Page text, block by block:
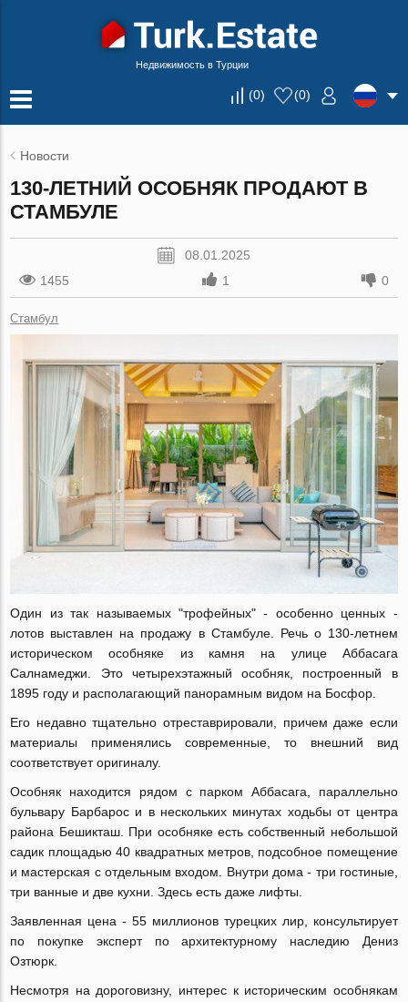
Недвижимость в Турции
(0) (0)
Новости
130-ЛЕТНИЙ ОСОБНЯК ПРОДАЮТ В
СТАМБУЛЕ
08.01.2025
1455
1 0
Стамбул
Один из так называемых "трофейных" - особенно ценных -
лотов выставлен на продажу в Стамбуле. Речь о 130-летнем
историческом особняке из камня на улице Аббасага
Салнамеджи. Это четырехэтажный особняк, построенный в
1895 году и располагающий панорамным видом на Босфор.
Его недавно тщательно отреставрировали, причем даже если
материалы применялись современные, то внешний вид
соответствует оригиналу.
Особняк находится рядом с парком Аббасага, параллельно
бульвару Барбарос и в нескольких минутах ходьбы от центра
района Бешикташ. При особняке есть собственный небольшой
садик площадью 40 квадратных метров, подсобное помещение
и мастерская с отдельным входом. Внутри дома - три гостиные,
три ванные и две кухни. Здесь есть даже лифты.
Заявленная цена - 55 миллионов турецких лир, консультирует
по покупке эксперт по архитектурному наследию Дениз
Озтюрк.
Несмотря на дороговизну, интерес к историческим особнякам